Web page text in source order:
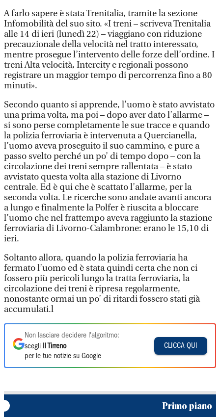
A farlo sapere è stata Trenitalia, tramite la sezione
Infomobilità del suo sito. «I treni – scriveva Trenitalia
alle 14 di ieri (lunedì 22) – viaggiano con riduzione
precauzionale della velocità nel tratto interessato,
mentre prosegue l’intervento delle forze dell’ordine. I
treni Alta velocità, Intercity e regionali possono
registrare un maggior tempo di percorrenza fino a 80
minuti».
Secondo quanto si apprende, l’uomo è stato avvistato
una prima volta, ma poi – dopo aver dato l’allarme –
si sono perse completamente le sue tracce e quando
la polizia ferroviaria è intervenuta a Quercianella,
l’uomo aveva proseguito il suo cammino, e pure a
passo svelto perché un po’ di tempo dopo – con la
circolazione dei treni sempre rallentata – è stato
avvistato questa volta alla stazione di Livorno
centrale. Ed è qui che è scattato l’allarme, per la
seconda volta. Le ricerche sono andate avanti ancora
a lungo e finalmente la Polfer è riuscita a bloccare
l’uomo che nel frattempo aveva raggiunto la stazione
ferroviaria di Livorno-Calambrone: erano le 15,10 di
ieri.
Soltanto allora, quando la polizia ferroviaria ha
fermato l’uomo ed è stata quindi certa che non ci
fossero più pericoli lungo la tratta ferroviaria, la
circolazione dei treni è ripresa regolarmente,
nonostante ormai un po’ di ritardi fossero stati già
accumulati.l
Non lasciare decidere l'algoritmo:
scegli
Il Tirreno
per le tue notizie su Google
CLICCA QUI
Primo piano